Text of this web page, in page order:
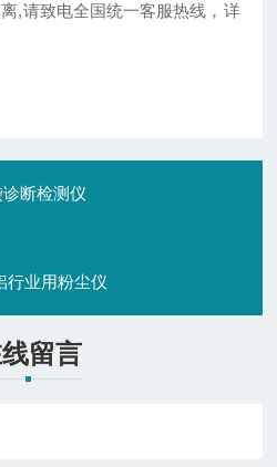
,请致电全国统一客服热线，详
断检测仪
行业用粉尘仪
留言